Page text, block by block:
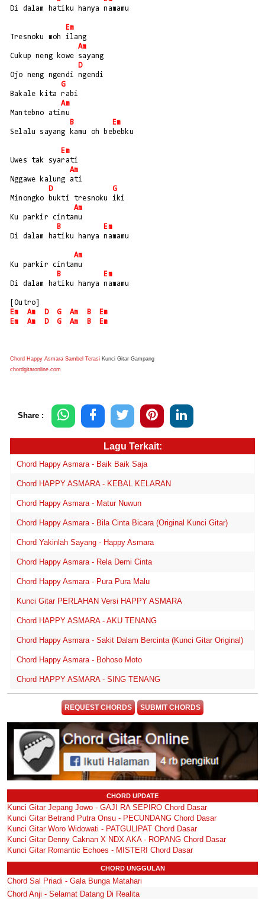
Di dalam hatiku hanya namamu
Em
Tresnoku moh ilang
Am
Cukup neng kowe sayang
D
Ojo neng ngendi ngendi
G
Bakale kita rabi
Am
Mantebno atimu
B
Em
Selalu sayang kamu oh bebebku
Em
Uwes tak syarati
Am
Nggawe kalung ati
D
G
Minongko bukti tresnoku iki
Am
Ku parkir cintamu
B
Em
Di dalam hatiku hanya namamu
Am
Ku parkir cintamu
B
Em
Di dalam hatiku hanya namamu
[Outro]
Em
Am D G Am B
Em
Em
Am D G Am B Em
Chord Happy Asmara Sambel Terasi Kunci Gitar Gampang
chordgitaronline.com
Share :
Lagu Terkait:
Chord Happy Asmara - Baik Baik Saja
Chord HAPPY ASMARA - KEBAL KELARAN
Chord Happy Asmara - Matur Nuwun
Chord Happy Asmara - Bila Cinta Bicara (Original Kunci Gitar)
Chord Yakinlah Sayang - Happy Asmara
Chord Happy Asmara - Rela Demi Cinta
Chord Happy Asmara - Pura Pura Malu
Kunci Gitar PERLAHAN Versi HAPPY ASMARA
Chord HAPPY ASMARA - AKU TENANG
Chord Happy Asmara - Sakit Dalam Bercinta (Kunci Gitar Original)
Chord Happy Asmara - Bohoso Moto
Chord HAPPY ASMARA - SING TENANG
REQUEST CHORDS SUBMIT CHORDS
CHORD UPDATE
Kunci Gitar Jepang Jowo - GAJI RA SEPIRO Chord Dasar
Kunci Gitar Betrand Putra Onsu - PECUNDANG Chord Dasar
Kunci Gitar Woro Widowati - PATGULIPAT Chord Dasar
Kunci Gitar Denny Caknan X NDX AKA - ROPANG Chord Dasar
Kunci Gitar Romantic Echoes - MISTERI Chord Dasar
CHORD UNGGULAN
Chord Sal Priadi - Gala Bunga Matahari
Chord Anji - Selamat Datang Di Realita